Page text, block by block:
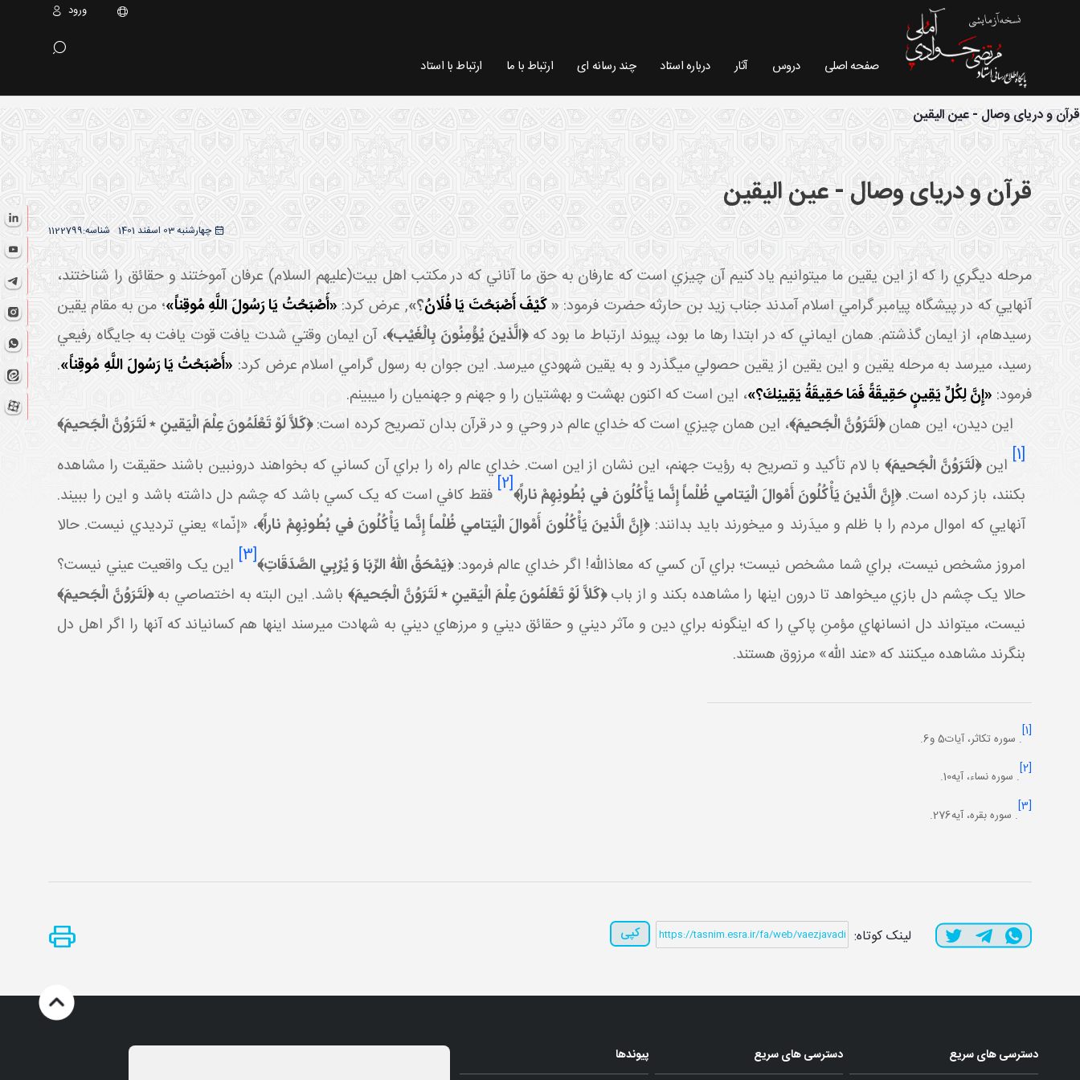
ورود
صفحه اصلی دروس آثار درباره استاد چند رسانه ای ارتباط با ما ارتباط با استاد
فیش موضوعی - سایت استاد مرتضی جوادی آملی
قرآن و دریای وصال - عین الیقین
قرآن و دریای وصال - عین الیقین
چهارشنبه 03 اسفند 1401 1122799شناسه:
مرحله ديگري را که از اين يقين ما مي توانيم ياد کنيم آن چيزي است که عارفان به حق ما آناني که در مکتب اهل بيت(عليهم السلام) عرفان آموختند و حقائق را شناختند،
آنهايي که در پيشگاه پيامبر گرامي اسلام آمدند جناب زيد بن حارثه حضرت فرمود: «كَيْفَ أَصْبَحْتَ يَا فُلَانُ؟‏»,عرض کرد: «أَصْبَحْتُ يَا رَسُولَ اللَّهِ مُوقِناً»؛ من به مقام يقين
رسيده ام، از ايمان گذشتم. همان ايماني که در ابتدا رها ما بود، پيوند ارتباط ما بود که﴿الَّذينَ يُؤْمِنُونَ بِالْغَيْب‏﴾، آن ايمان وقتي شدت يافت قوت يافت به جايگاه رفيعي
رسيد، مي رسد به مرحله يقين و اين يقين از يقين حصولي مي گذرد و به يقين شهودي مي رسد. اين جوان به رسول گرامي اسلام عرض کرد: «أَصْبَحْتُ يَا رَسُولَ اللَّهِ مُوقِناً».
فرمود: «إِنَّ لِكُلِّ يَقِينٍ حَقِيقَةً فَمَا حَقِيقَةُ يَقِينِكَ؟»، اين است که اکنون بهشت و بهشتيان را و جهنم و جهنميان را مي بينم.
اين ديدن، اين همان﴿لَتَرَوُنَّ الْجَحيمَ﴾، اين همان چيزي است که خداي عالم در وحي و در قرآن بدان تصريح کرده است:﴿كَلاَّ لَوْ تَعْلَمُونَ عِلْمَ الْيَقينِ ٭ لَتَرَوُنَّ الْجَحيمَ﴾
[1]
اين﴿لَتَرَوُنَّ الْجَحيمَ﴾با لام تأکيد و تصريح به رؤيت جهنم، اين نشان از اين است. خداي عالم راه را براي آن کساني که بخواهند درون بين باشند حقيقت را مشاهده
بکنند، باز کرده است.﴿إِنَّ الَّذينَ يَأْكُلُونَ أَمْوالَ الْيَتامي‏ ظُلْماً إِنَّما يَأْكُلُونَ في‏ بُطُونِهِمْ ناراً﴾[2] فقط کافي است که يک کسي باشد که چشم دل داشته باشد و اين را ببيند.
آنهايي که اموال مردم را با ظلم و مي دَرند و مي خورند بايد بدانند:﴿إِنَّ الَّذينَ يَأْكُلُونَ أَمْوالَ الْيَتامي‏ ظُلْماً إِنَّما يَأْكُلُونَ في‏ بُطُونِهِمْ ناراً﴾، «إنّما» يعني ترديدي نيست. حالا
امروز مشخص نيست، براي شما مشخص نيست؛ براي آن کسي که معاذالله! اگر خداي عالم فرمود:﴿يَمْحَقُ اللّهُ الرِّبَا وَ يُرْبِي الصَّدَقَاتِ﴾[3]
اين يک واقعيت عيني نيست؟
حالا يک چشم دل بازي مي خواهد تا درون اينها را مشاهده بکند و از باب﴿كَلاَّ لَوْ تَعْلَمُونَ عِلْمَ الْيَقينِ ٭ لَتَرَوُنَّ الْجَحيمَ﴾باشد. اين البته به اختصاصي به﴿لَتَرَوُنَّ الْجَحيمَ﴾
نيست، مي تواند دل انسان هاي مؤمنِ پاکي را که اين گونه براي دين و مآثر ديني و حقائق ديني و مرزهاي ديني به شهادت مي رسند اينها هم کساني اند که آنها را اگر اهل دل
بنگرند مشاهده مي کنند که «عند الله» مرزوق هستند.
[1] . سوره تکاثر، آيات5 و6.
[2] . سوره نساء، آيه10.
[3]
. سوره بقره، آيه276.
لینک کوتاه: کپی
دسترسی های سریع دسترسی های سریع پیوندها